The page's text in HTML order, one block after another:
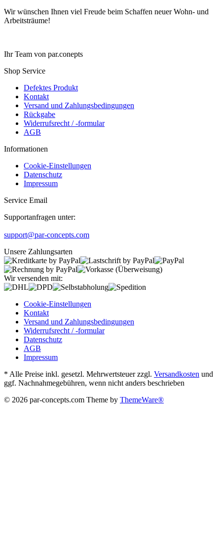
Wir wünschen Ihnen viel Freude beim Schaffen neuer Wohn- und
Arbeitsträume!
Ihr Team von par.conepts
Shop Service
Defektes Produkt
Kontakt
Versand und Zahlungsbedingungen
Rückgabe
Widerrufsrecht / -formular
AGB
Informationen
Cookie-Einstellungen
Datenschutz
Impressum
Service Email
Supportanfragen unter:
support@par-concepts.com
Unsere Zahlungsarten
Wir versenden mit:
Cookie-Einstellungen
Kontakt
Versand und Zahlungsbedingungen
Widerrufsrecht / -formular
Datenschutz
AGB
Impressum
* Alle Preise inkl. gesetzl. Mehrwertsteuer zzgl. Versandkosten und
ggf. Nachnahmegebühren, wenn nicht anders beschrieben
© 2026 par-concepts.com Theme by ThemeWare®